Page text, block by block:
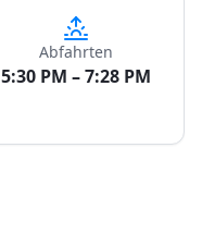
Abfahrten
5:30 PM – 7:28 PM